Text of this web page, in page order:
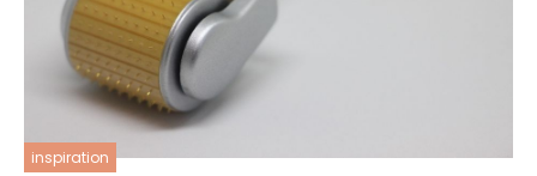
inspiration